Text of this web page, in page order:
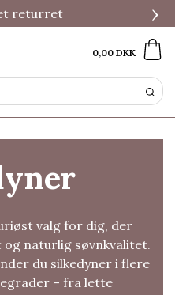
returret ›
0,00 DKK
valg for dig, der
naturlig søvnkvalitet.
du silkedyner i flere
– fra lette